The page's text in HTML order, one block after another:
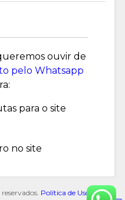
ouvir de
pelo Whatsapp
para o site
no site
Política de Uso de